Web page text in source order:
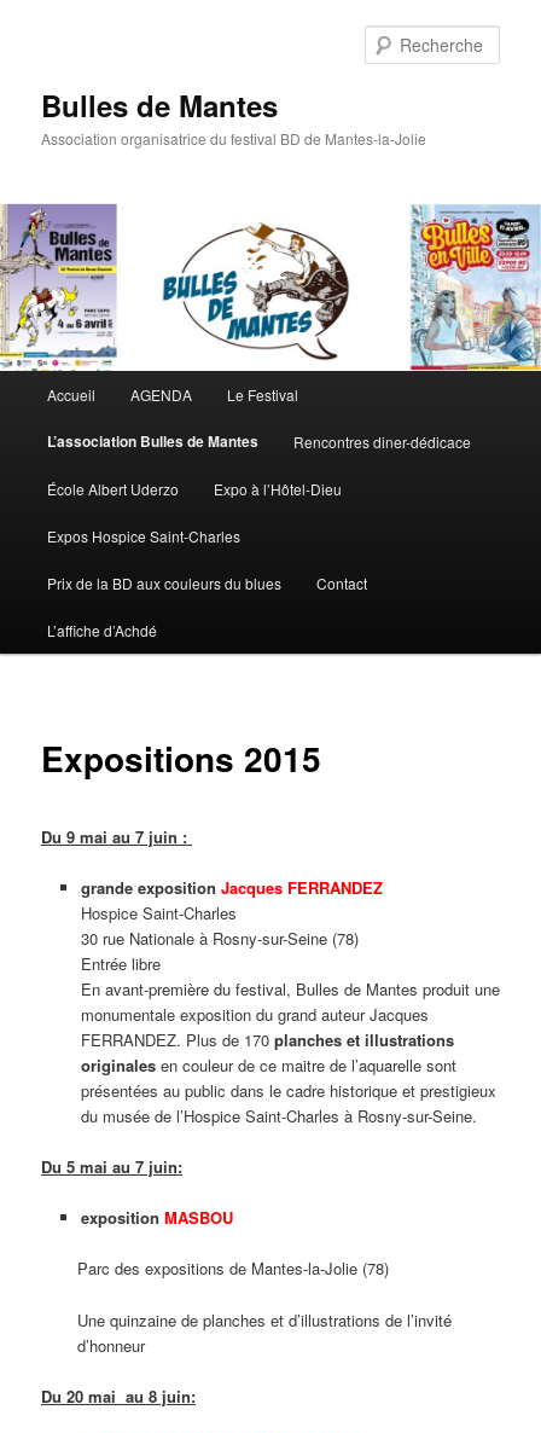
Bulles de Mantes
Association organisatrice du festival BD de Mantes-la-Jolie
Aller au contenu principal
Aller au contenu secondaire
Accueil AGENDA Le Festival
L’association Bulles de Mantes Rencontres diner-dédicace
École Albert Uderzo Expo à l’Hôtel-Dieu
Expos Hospice Saint-Charles
Prix de la BD aux couleurs du blues Contact
L’affiche d’Achdé
Expositions 2015
Du 9 mai au 7 juin :
grande exposition Jacques FERRANDEZ
Hospice Saint-Charles
30 rue Nationale à Rosny-sur-Seine (78)
Entrée libre
En avant-première du festival, Bulles de Mantes produit une
monumentale exposition du grand auteur Jacques
FERRANDEZ. Plus de 170 planches et illustrations
originalesen couleur de ce maitre de l’aquarelle sont
présentées au public dans le cadre historique et prestigieux
du musée de l’Hospice Saint-Charles à Rosny-sur-Seine.
Du 5 mai au 7 juin:
exposition MASBOU
Parc des expositions de Mantes-la-Jolie (78)
Une quinzaine de planches et d’illustrations de l’invité
d’honneur
Du 20 mai au 8 juin: